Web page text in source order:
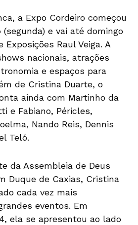
a Expo Cordeiro começou
(segunda) e vai até domingo
Exposições Raul Veiga. A
nacionais, atrações
e espaços para
de Cristina Duarte, o
ainda com Martinho da
e Fabiano, Péricles,
Nando Reis, Dennis
Teló.
da Assembleia de Deus
Duque de Caxias, Cristina
cada vez mais
eventos. Em
ela se apresentou ao lado